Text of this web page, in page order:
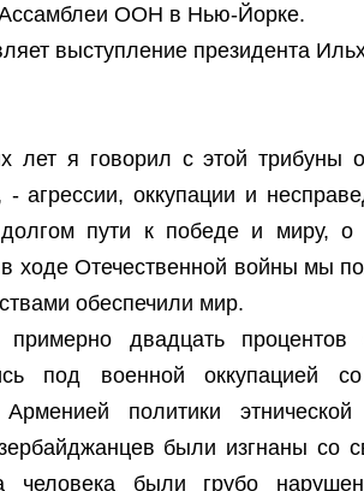
Ассамблеи ООН в Нью-Йорке.
выступление президента
лет я говорил с этой трибуны
- агрессии, оккупации и
пути к победе и миру, о
ходе Отечественной войны мы
обеспечили мир.
двадцать процентов
под военной оккупацией
Арменией политики
были изгнаны со
человека были грубо